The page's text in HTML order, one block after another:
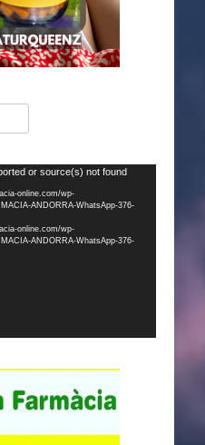
or source(s) not found
online.com/wp-
ANDORRA-WhatsApp-376-
online.com/wp-
ANDORRA-WhatsApp-376-